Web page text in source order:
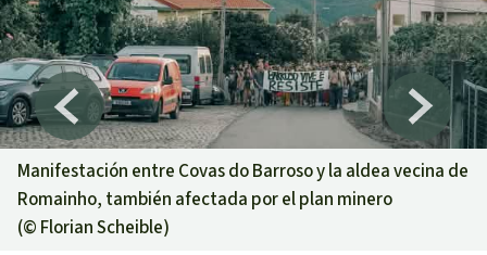
Peticiones
Proyectos
Informaciones
Informaciones
Salva la Selva
Tu donación ayuda
Donación general
Urgen donaciones
Certificados de donación
Manifestación entre Covas do Barroso y la aldea vecina de
Romainho, también afectada por el plan minero
(© Florian Scheible)